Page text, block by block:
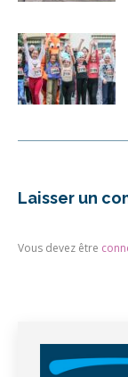
Laisser un
Vous devez être